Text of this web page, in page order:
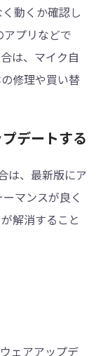
動くか確認し
プリなどで
は、マイク自
修理や買い替
デートする
は、最新版にア
マンスが良く
解消すること
ェアアップデ